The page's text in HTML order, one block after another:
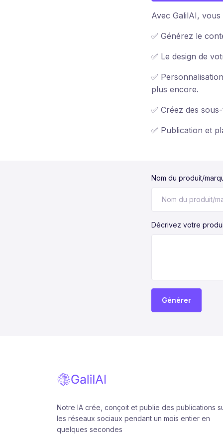
Avec GalilAI,
✅ Générez le
✅ Le design de
✅
plus encore.
✅ Créez des
✅ Publication et
Nom du produit/
Décrivez votre
Générer
Notre IA crée, conçoit et publie des publications
les réseaux sociaux pendant un mois entier en
quelques secondes